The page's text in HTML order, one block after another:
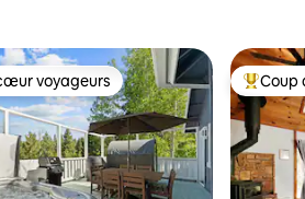
voyageurs les plus appréciés
voyageurs Coups
Coup